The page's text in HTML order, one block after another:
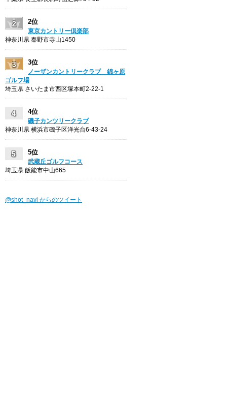
2位
東京カントリー倶楽部
神奈川県 秦野市寺山1450
3位
ノーザンカントリークラブ 錦ヶ原
ゴルフ場
埼玉県 さいたま市西区塚本町2-22-1
4位
磯子カンツリークラブ
神奈川県 横浜市磯子区洋光台6-43-24
5位
武蔵丘ゴルフコース
埼玉県 飯能市中山665
@shot_navi からのツイート